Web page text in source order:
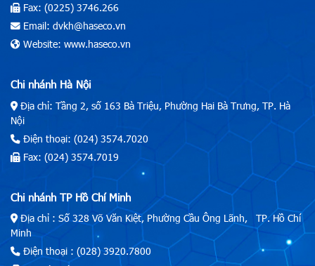
Fax: (0225) 3746.266
Email: dvkh@haseco.vn
Website: www.haseco.vn
Chi nhánh Hà Nội
Địa chỉ: Tầng 2, số 163 Bà Triệu, Phường Hai Bà Trưng, TP. Hà
Nội
Điện thoại: (024) 3574.7020
Fax: (024) 3574.7019
Chi nhánh TP Hồ Chí Minh
Địa chỉ : Số 328 Võ Văn Kiệt, Phường Cầu Ông Lãnh, TP. Hồ Chí
Minh
Điện thoại : (028) 3920.7800